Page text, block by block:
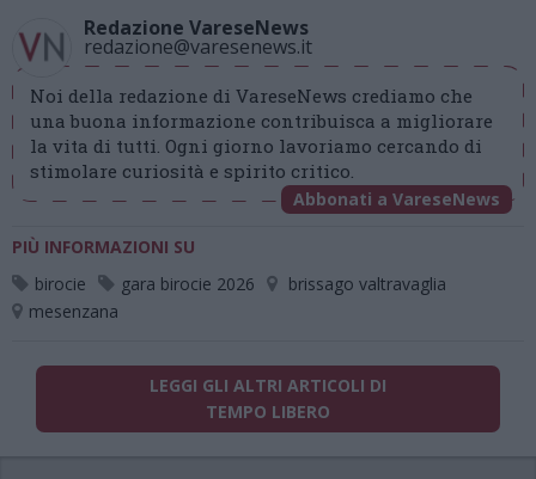
Redazione VareseNews
redazione@varesenews.it
Noi della redazione di VareseNews crediamo che
una buona informazione contribuisca a migliorare
la vita di tutti. Ogni giorno lavoriamo cercando di
stimolare curiosità e spirito critico.
Abbonati a VareseNews
PIÙ INFORMAZIONI SU
birocie
gara birocie 2026
brissago valtravaglia
mesenzana
LEGGI GLI ALTRI ARTICOLI DI
TEMPO LIBERO